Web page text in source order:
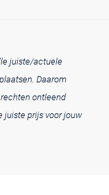
juiste/actuele
Daarom
rechten ontleend
juiste prijs voor jouw